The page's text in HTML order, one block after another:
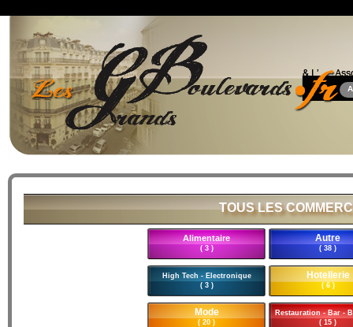
TOUS LES
Alimentaire
( 3 )
Autre
( 38 )
High Tech - Electronique
( 3 )
Hotellerie
( 6 )
Mode
( 20 )
Restauration - Bar -
( 15 )